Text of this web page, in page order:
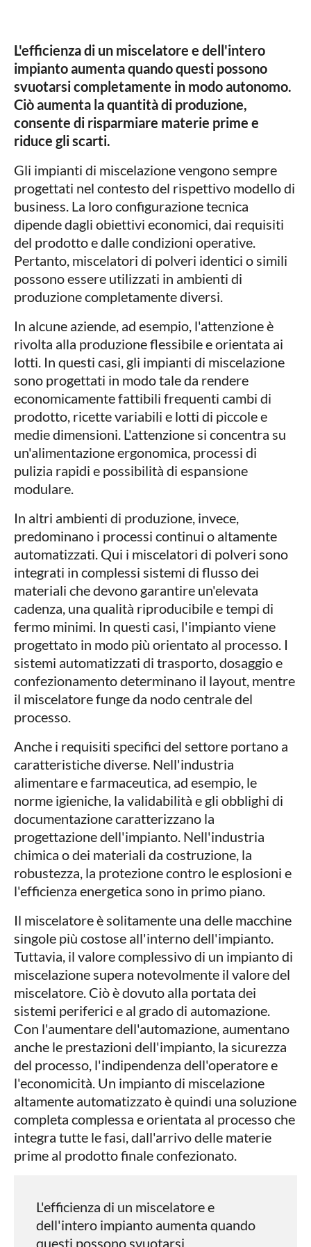
L'efficienza di un miscelatore e dell'intero
impianto aumenta quando questi possono
svuotarsi completamente in modo autonomo.
Ciò aumenta la quantità di produzione,
consente di risparmiare materie prime e
riduce gli scarti.
Gli impianti di miscelazione vengono sempre
progettati nel contesto del rispettivo modello di
business. La loro configurazione tecnica
dipende dagli obiettivi economici, dai requisiti
del prodotto e dalle condizioni operative.
Pertanto, miscelatori di polveri identici o simili
possono essere utilizzati in ambienti di
produzione completamente diversi.
In alcune aziende, ad esempio, l'attenzione è
rivolta alla produzione flessibile e orientata ai
lotti. In questi casi, gli impianti di miscelazione
sono progettati in modo tale da rendere
economicamente fattibili frequenti cambi di
prodotto, ricette variabili e lotti di piccole e
medie dimensioni. L'attenzione si concentra su
un'alimentazione ergonomica, processi di
pulizia rapidi e possibilità di espansione
modulare.
In altri ambienti di produzione, invece,
predominano i processi continui o altamente
automatizzati. Qui i miscelatori di polveri sono
integrati in complessi sistemi di flusso dei
materiali che devono garantire un'elevata
cadenza, una qualità riproducibile e tempi di
fermo minimi. In questi casi, l'impianto viene
progettato in modo più orientato al processo. I
sistemi automatizzati di trasporto, dosaggio e
confezionamento determinano il layout, mentre
il miscelatore funge da nodo centrale del
processo.
Anche i requisiti specifici del settore portano a
caratteristiche diverse. Nell'industria
alimentare e farmaceutica, ad esempio, le
norme igieniche, la validabilità e gli obblighi di
documentazione caratterizzano la
progettazione dell'impianto. Nell'industria
chimica o dei materiali da costruzione, la
robustezza, la protezione contro le esplosioni e
l'efficienza energetica sono in primo piano.
Il miscelatore è solitamente una delle macchine
singole più costose all'interno dell'impianto.
Tuttavia, il valore complessivo di un impianto di
miscelazione supera notevolmente il valore del
miscelatore. Ciò è dovuto alla portata dei
sistemi periferici e al grado di automazione.
Con l'aumentare dell'automazione, aumentano
anche le prestazioni dell'impianto, la sicurezza
del processo, l'indipendenza dell'operatore e
l'economicità. Un impianto di miscelazione
altamente automatizzato è quindi una soluzione
completa complessa e orientata al processo che
integra tutte le fasi, dall'arrivo delle materie
prime al prodotto finale confezionato.
L'efficienza di un miscelatore e
dell'intero impianto aumenta quando
questi possono svuotarsi